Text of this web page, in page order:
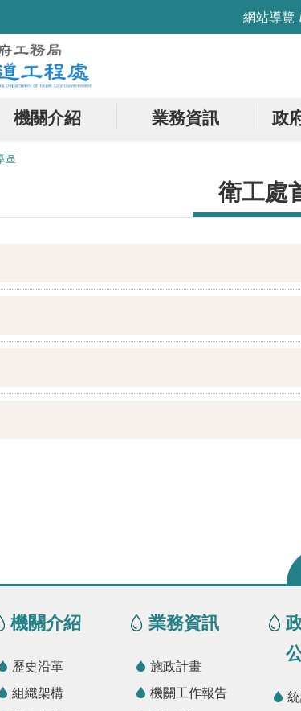
網站導覽
機關介紹 業務資訊 政
區
衛工處
機關介紹
歷史沿革
組織架構
業務資訊
施政計畫
機關工作報告